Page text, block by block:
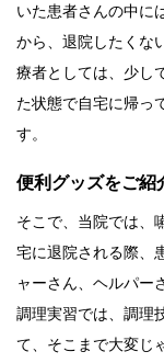
いた患者さんの中に
から、退院したくな
療者としては、少し
た状態で自宅に帰っ
す。
便利グッズをご紹
そこで、当院では、
宅に退院される際、
ャーさん、ヘルパー
調理実習では、調理
て、そこまで大変じ